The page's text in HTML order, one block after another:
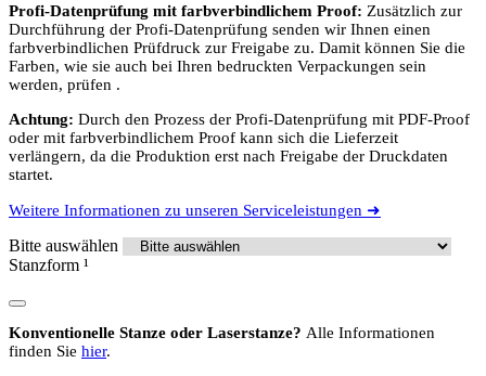
Profi-Datenprüfung mit farbverbindlichem Proof: Zusätzlich zur
Durchführung der Profi-Datenprüfung senden wir Ihnen einen
farbverbindlichen Prüfdruck zur Freigabe zu. Damit können Sie die
Farben, wie sie auch bei Ihren bedruckten Verpackungen sein
werden, prüfen .
Achtung: Durch den Prozess der Profi-Datenprüfung mit PDF-Proof
oder mit farbverbindlichem Proof kann sich die Lieferzeit
verlängern, da die Produktion erst nach Freigabe der Druckdaten
startet.
Weitere Informationen zu unseren Serviceleistungen ➜
Bitte auswählen
Stanzform ¹
Konventionelle Stanze oder Laserstanze? Alle Informationen
finden Sie hier.